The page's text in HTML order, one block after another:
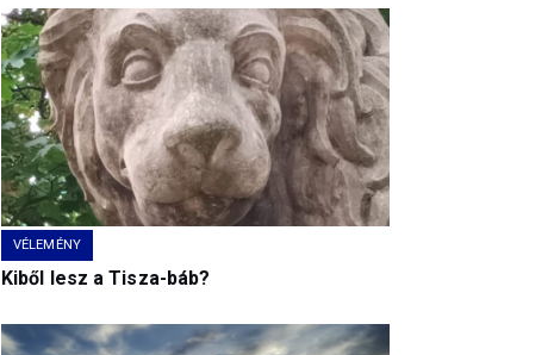
VÉLEMÉNY
Kiből lesz a Tisza-báb?